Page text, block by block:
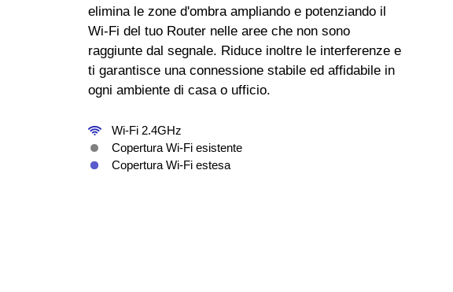
elimina le zone d'ombra ampliando e potenziando il
Wi-Fi del tuo Router nelle aree che non sono
raggiunte dal segnale. Riduce inoltre le interferenze e
ti garantisce una connessione stabile ed affidabile in
ogni ambiente di casa o ufficio.
Wi-Fi 2.4GHz
Copertura Wi-Fi esistente
Copertura Wi-Fi estesa